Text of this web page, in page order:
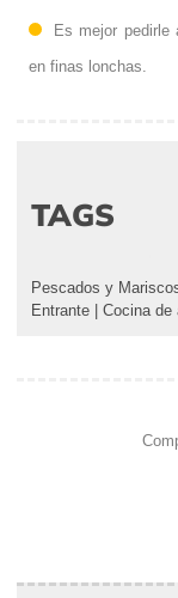
Es mejor pedirle
en finas lonchas.
TAGS
Pescados y
Entrante
Cocina de